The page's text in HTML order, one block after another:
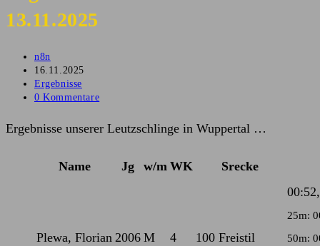
13.11.2025
Beitrags-
Autor:
n8n
Beitrag
veröffentlicht:
16.11.2025
Beitrags-
Kategorie:
Ergebnisse
Beitrags-
0 Kommentare
Ergebnisse unserer Leutzschlinge in Wuppertal …
Name Jg w/m WK Srecke
Plewa, Florian 2006 M 4 100 Freistil
25m:
50m: